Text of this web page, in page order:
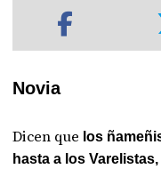
Novia
Dicen que los
hasta a los Varelistas,